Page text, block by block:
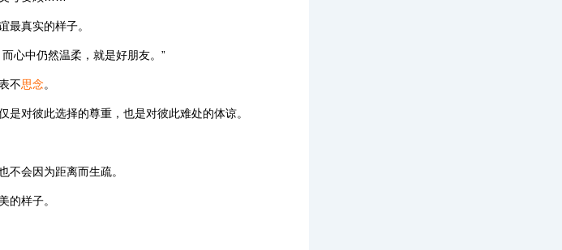
最真实的样子。
心中仍然温柔，就是好朋友。”
不思念。
对彼此选择的尊重，也是对彼此难处的体谅。
不会因为距离而生疏。
的样子。